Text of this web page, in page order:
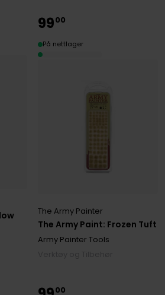
The Army Paint: Frozen Tuft
The Army Painter
Army Painter Tools
9900
På nettlager
00